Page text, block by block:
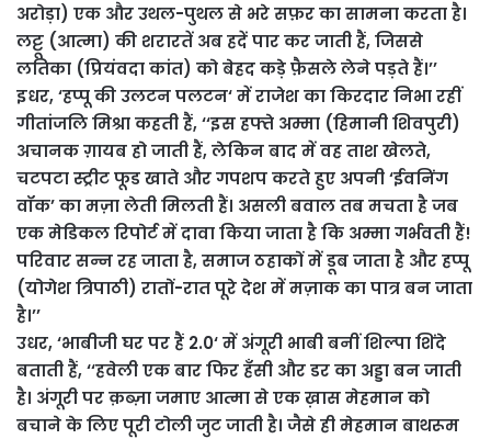
अरोड़ा) एक और उथल-पुथल से भरे सफ़र का सामना करता है।
लट्टू (आत्मा) की शरारतें अब हदें पार कर जाती हैं, जिससे
लतिका (प्रियंवदा कांत) को बेहद कड़े फ़ैसले लेने पड़ते हैं।’’
इधर, ‘हप्पू की उलटन पलटन‘ में राजेश का किरदार निभा रहीं
गीतांजलि मिश्रा कहती हैं, ‘‘इस हफ्ते अम्मा (हिमानी शिवपुरी)
अचानक ग़ायब हो जाती हैं, लेकिन बाद में वह ताश खेलते,
चटपटा स्ट्रीट फूड खाते और गपशप करते हुए अपनी ‘ईवनिंग
वॉक’ का मज़ा लेती मिलती हैं। असली बवाल तब मचता है जब
एक मेडिकल रिपोर्ट में दावा किया जाता है कि अम्मा गर्भवती हैं!
परिवार सन्न रह जाता है, समाज ठहाकों में डूब जाता है और हप्पू
(योगेश त्रिपाठी) रातों-रात पूरे देश में मज़ाक का पात्र बन जाता
है।’’
उधर, ‘भाबीजी घर पर हैं 2.0‘ में अंगूरी भाबी बनीं शिल्पा शिंदे
बताती हैं, ‘‘हवेली एक बार फिर हँसी और डर का अड्डा बन जाती
है। अंगूरी पर क़ब्ज़ा जमाए आत्मा से एक ख़ास मेहमान को
बचाने के लिए पूरी टोली जुट जाती है। जैसे ही मेहमान बाथरूम